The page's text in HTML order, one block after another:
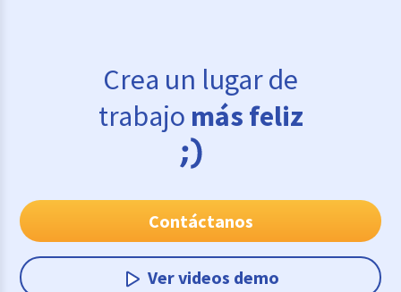
Crea un lugar de
trabajo más feliz
Contáctanos
Ver videos demo